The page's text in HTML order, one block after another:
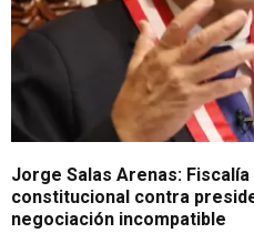
Jorge Salas Arenas:
constitucional contra
negociación incompatible